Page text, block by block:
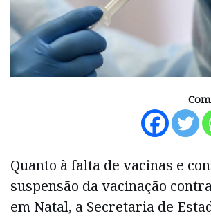
Quanto à falta de vacinas e
suspensão da vacinação
em Natal, a Secretaria de